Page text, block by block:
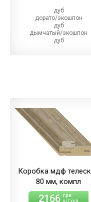
дуб
дорато/экошпон
дуб
дымчатый/экошпон
дуб
светлый/экошпон
дуб
шале/ПВХ
(+21.00 грн)
Коробка мдф
80 мм, компл
2166 грн
штука